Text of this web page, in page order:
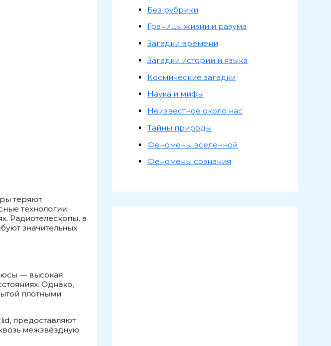
теряют
технологии
Радиотелескопы, в
значительных
— высокая
Однако,
плотными
предоставляют
межзвёздную
Без рубрики
Границы жизни и разума
Загадки времени
Загадки истории и языка
Космические загадки
Наука и мифы
Неизвестное около нас
Тайны природы
Феномены вселенной
Феномены сознания